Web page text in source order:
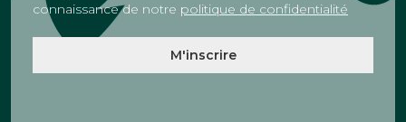
connaissance de notre politique de confidentialité